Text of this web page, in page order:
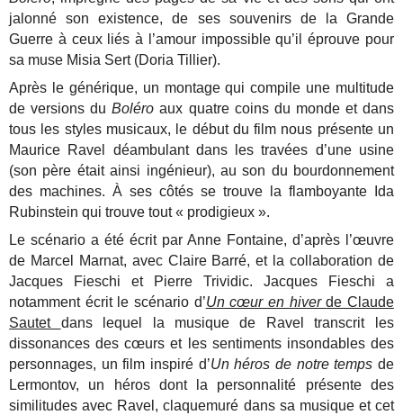
jalonné son existence, de ses souvenirs de la Grande
Guerre à ceux liés à l’amour impossible qu’il éprouve pour
sa muse Misia Sert (Doria Tillier).
Après le générique, un montage qui compile une multitude
de versions duBoléro aux quatre coins du monde et dans
tous les styles musicaux, le début du film nous présente un
Maurice Ravel déambulant dans les travées d’une usine
(son père était ainsi ingénieur), au son du bourdonnement
des machines. À ses côtés se trouve la flamboyante Ida
Rubinstein qui trouve tout « prodigieux ».
Le scénario a été écrit par Anne Fontaine, d’après l’œuvre
de Marcel Marnat, avec Claire Barré, et la collaboration de
Jacques Fieschi et Pierre Trividic. Jacques Fieschi a
notamment écrit le scénario d’Un cœur en hiverde Claude
Sautet dans lequel la musique de Ravel transcrit les
dissonances des cœurs et les sentiments insondables des
personnages, un film inspiré d’Un héros de notre temps de
Lermontov, un héros dont la personnalité présente des
similitudes avec Ravel, claquemuré dans sa musique et cet